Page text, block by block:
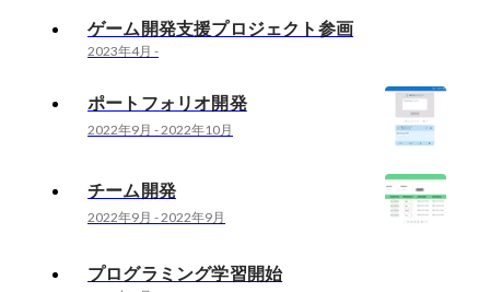
ゲーム開発支援プロジェクト参画
2023年4月 -
ポートフォリオ開発
2022年9月 -2022年10月
チーム開発
2022年9月 -2022年9月
プログラミング学習開始